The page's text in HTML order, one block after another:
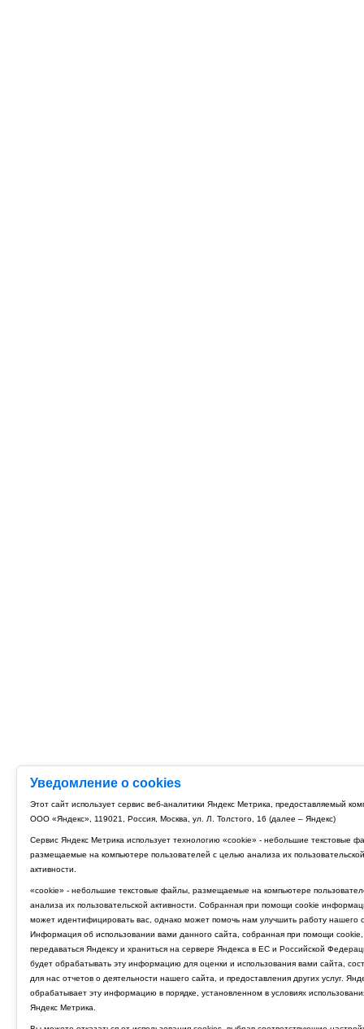
Уведомление о cookies
Этот сайт использует сервис веб-аналитики Яндекс Метрика, предоставляемый
ООО «Яндекс», 119021, Россия, Москва, ул. Л. Толстого, 16 (далее – Яндекс)
Сервис Яндекс Метрика использует технологию «cookie» - небольшие текстовые
размещаемые на компьютере пользователей с целью анализа их пользовательской
активности.
«cookie» - небольшие текстовые файлы, размещаемые на компьютере
анализа их пользовательской активности. Собранная при помощи cookie
может идентифицировать вас, однако может помочь нам улучшить работу нашего
Информация об использовании вами данного сайта, собранная при помощи cookie,
передаваться Яндексу и храниться на сервере Яндекса в ЕС и Российской
будет обрабатывать эту информацию для оценки и использования вами сайта,
для нас отчетов о деятельности нашего сайта, и предоставления других услуг.
обрабатывает эту информацию в порядке, установленном в условиях
Яндекс Метрика.